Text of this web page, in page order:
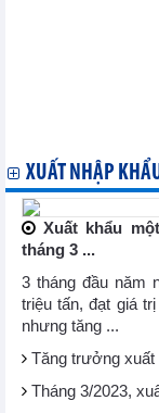
XUẤT NHẬP
Xuất khẩu
tháng 3 ...
3 tháng đầu năm
triệu tấn, đạt giá
nhưng tăng ...
Tăng trưởng xuất
Tháng 3/2023,